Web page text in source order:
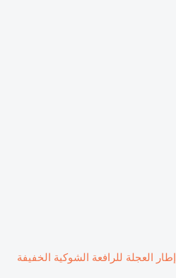
إطار العجلة للرافعة الشوكية الخفيفة